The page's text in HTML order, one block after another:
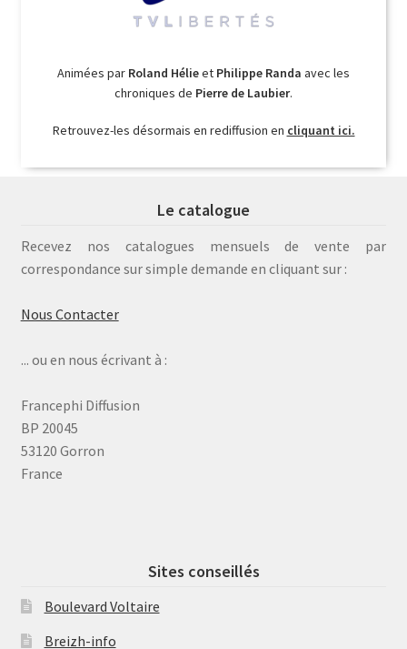
Animées par Roland Hélieet Philippe Randa avec les
chroniques de Pierre de Laubier.
Retrouvez-les désormais en rediffusion en cliquant ici.
Le catalogue
Recevez nos catalogues mensuels de vente par
correspondance sur simple demande en cliquant sur :
Nous Contacter
... ou en nous écrivant à :
Francephi Diffusion
BP 20045
53120 Gorron
France
Sites conseillés
Boulevard Voltaire
Breizh-info